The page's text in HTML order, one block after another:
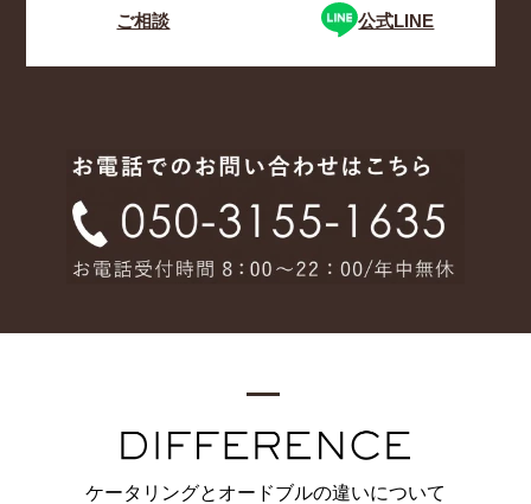
ご相談 公式LINE
ケータリングとオードブルの違いについて